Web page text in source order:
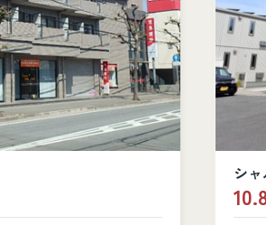
㎡
カル
6.6